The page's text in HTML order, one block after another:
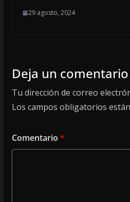
29 agosto, 2024
Deja un comentario
Tu dirección de correo
Los campos obligatorios
Comentario *